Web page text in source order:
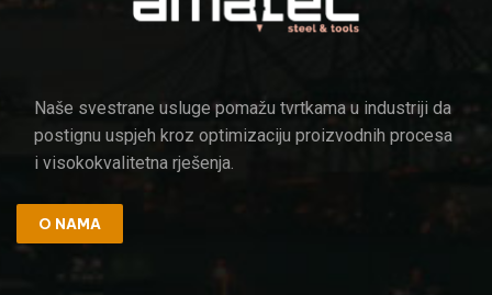
Naše svestrane usluge pomažu tvrtkama u industriji da
postignu uspjeh kroz optimizaciju proizvodnih procesa
i visokokvalitetna rješenja.
O NAMA